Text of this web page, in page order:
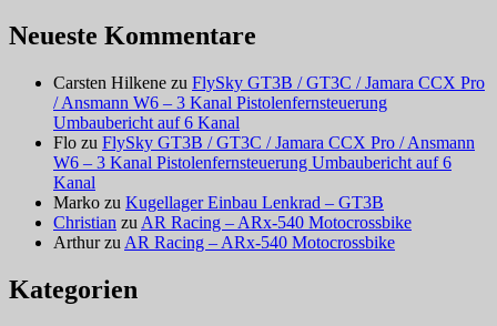
Neueste Kommentare
Carsten Hilkene zu FlySky GT3B / GT3C / Jamara CCX Pro
/ Ansmann W6 – 3 Kanal Pistolenfernsteuerung
Umbaubericht auf 6 Kanal
Flo zu FlySky GT3B / GT3C / Jamara CCX Pro / Ansmann
W6 – 3 Kanal Pistolenfernsteuerung Umbaubericht auf 6
Kanal
Marko zu Kugellager Einbau Lenkrad – GT3B
Christian zu AR Racing – ARx-540 Motocrossbike
Arthurzu AR Racing – ARx-540 Motocrossbike
Kategorien